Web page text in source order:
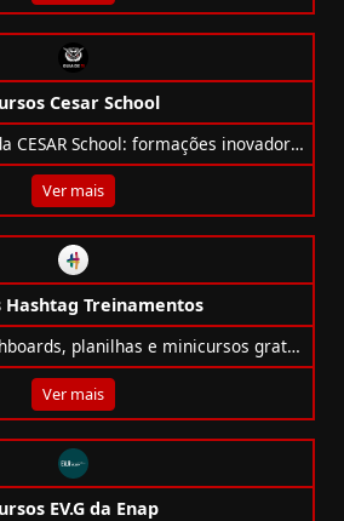
Cesar School
Conheça os cursos da CESAR School: formações inovadoras para acelerar ou transformar sua carreira em tecnologia e design.
Ver mais
Hashtag Treinamentos
Baixe apostilas, dashboards, planilhas e minicursos gratuitos de Excel, Power BI, Python, SQL e muito mais com a Hashtag Treinamentos!
Ver mais
EV.G da Enap